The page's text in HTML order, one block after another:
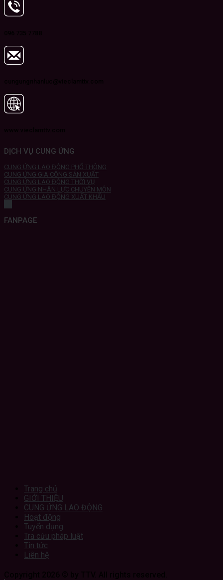
DỊCH VỤ CUNG ỨNG
CUNG ỨNG LAO ĐỘNG PHỔ THÔNG
CUNG ỨNG GIA CÔNG SẢN XUẤT
CUNG ỨNG LAO ĐỘNG THỜI VỤ
CUNG ỨNG NHÂN LỰC CHUYÊN MÔN
CUNG ỨNG LAO ĐỘNG XUẤT KHẨU
FANPAGE
Trang chủ
GIỚI THIỆU
CUNG ỨNG LAO ĐỘNG
Hoạt động
Tuyển dụng
Tra cứu pháp luật
Tin tức
Liên hệ